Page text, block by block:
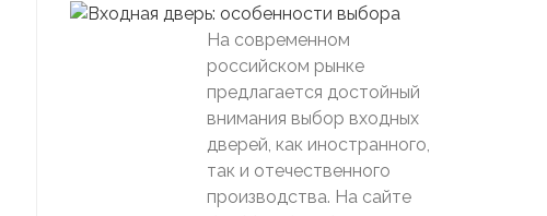
На современном
российском рынке
предлагается достойный
внимания выбор входных
дверей, как иностранного,
так и отечественного
производства. На сайте